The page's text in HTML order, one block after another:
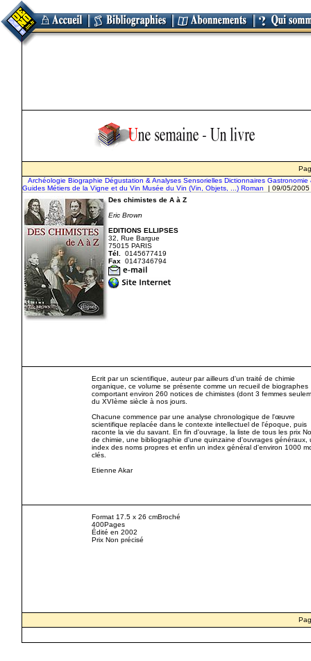
Archéologie Biographie Dégustation & Analyses Sensorielles Dictionnaires Gastronomie
Guides Métiers de la Vigne et du Vin Musée du Vin (Vin, Objets, ...) Roman
| 09/05/2005
Des chimistes de A à Z
Eric Brown
EDITIONS ELLIPSES
32, Rue Bargue
75015 PARIS
Tél. 0145677419
Fax 0147346794
Ecrit par un scientifique, auteur par ailleurs d'un traité de chimie
organique, ce volume se présente comme un recueil de biographes
comportant environ 260 notices de chimistes (dont 3 femmes
du XVIème siècle à nos jours.
Chacune commence par une analyse chronologique de l'œuvre
scientifique replacée dans le contexte intellectuel de l'époque, puis
raconte la vie du savant. En fin d'ouvrage, la liste de tous les prix
de chimie, une bibliographie d'une quinzaine d'ouvrages généraux,
index des noms propres et enfin un index général d'environ 1000
clés.
Etienne Akar
Format 17.5 x 26 cmBroché
400Pages
Édité en 2002
Prix Non précisé